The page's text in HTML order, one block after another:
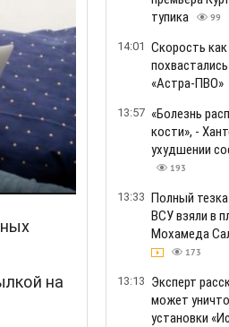
на
тупика
99
14:01 Скорость
«Астра-ПВО»
13:57 «Болезнь
кости», -
ухудшении
193
13:33 Полный
ВСУ взяли в
Мохамеда
173
13:13 Эксперт
может
установки